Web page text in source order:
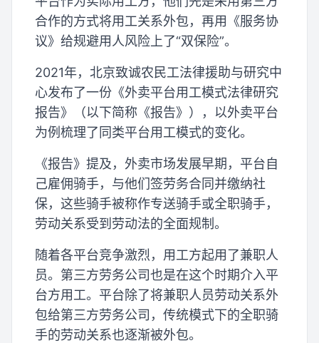
合作的方式将用工关系外包，再用《服务协
议》给规避用人风险上了“双保险”。
2021年，北京致诚农民工法律援助与研究中
心发布了一份《外卖平台用工模式法律研究
报告》（以下简称《报告》），以外卖平台
为例梳理了同类平台用工模式的变化。
《报告》提及，外卖市场发展早期，平台自
己雇佣骑手，与他们签劳务合同并缴纳社
保，这些骑手被称作专送骑手或全职骑手，
劳动关系受到劳动法的全面规制。
随着各平台竞争激烈，用工方起用了兼职人
员。第三方劳务公司也是在这个时期介入平
台方用工。平台除了将兼职人员劳动关系外
包给第三方劳务公司，传统模式下的全职骑
手的劳动关系也逐渐被外包。